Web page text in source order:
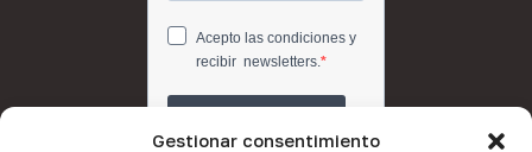
Gestionar consentimiento